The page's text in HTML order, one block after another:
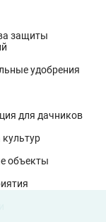
области на
работы
и три
сада
+ 140 г/л
защиты
удобрения
для дачников
объекты